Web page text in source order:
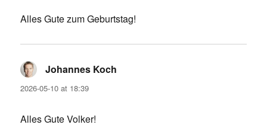
Alles Gute zum Geburtstag!
Johannes Koch
2026-05-10 at 18:39
Alles Gute Volker!